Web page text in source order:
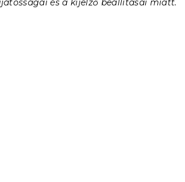
és a kijelző beállításai miatt.